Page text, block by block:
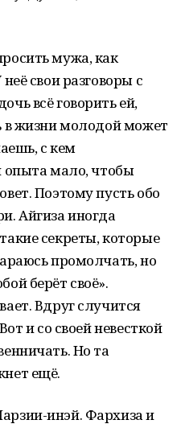
мужа, как
свои разговоры с
всё говорить ей,
в жизни молодой может
с кем
опыта мало, чтобы
Поэтому пусть обо
Айгиза иногда
секреты, которые
промолчать, но
берёт своё».
Вдруг случится
и со своей невесткой
Но та
ещё.
инэй. Фархиза и